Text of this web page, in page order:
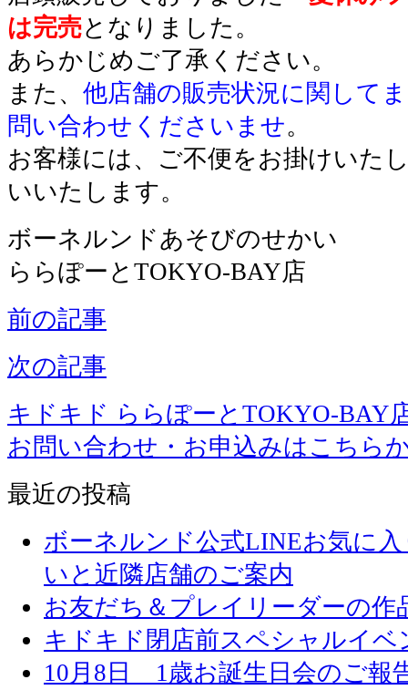
は完売となりました。
あらかじめご了承ください。
また、 他店舗の販売状況に関して
問い合わせくださいませ。
お客様には、ご不便をお掛けいた
いいたします。
ボーネルンドあそびのせかい
ららぽーとTOKYO-BAY店
前の記事
次の記事
キドキド ららぽーとTOKYO-BAY
お問い合わせ・お申込みはこちら
最近の投稿
ボーネルンド公式LINEお気に
いと近隣店舗のご案内
お友だち＆プレイリーダーの作
キドキド閉店前スペシャルイベ
10月8日 1歳お誕生日会のご報